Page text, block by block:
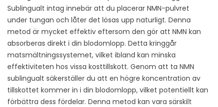
Sublingualt intag innebär att du placerar NMN-pulvret
under tungan och låter det lösas upp naturligt. Denna
metod är mycket effektiv eftersom den gör att NMN kan
absorberas direkt i din blodomlopp. Detta kringgår
matsmältningssystemet, vilket ibland kan minska
effektiviteten hos vissa kosttillskott. Genom att ta NMN
sublingualt säkerställer du att en högre koncentration av
tillskottet kommer in i din blodomlopp, vilket potentiellt kan
förbättra dess fördelar. Denna metod kan vara särskilt